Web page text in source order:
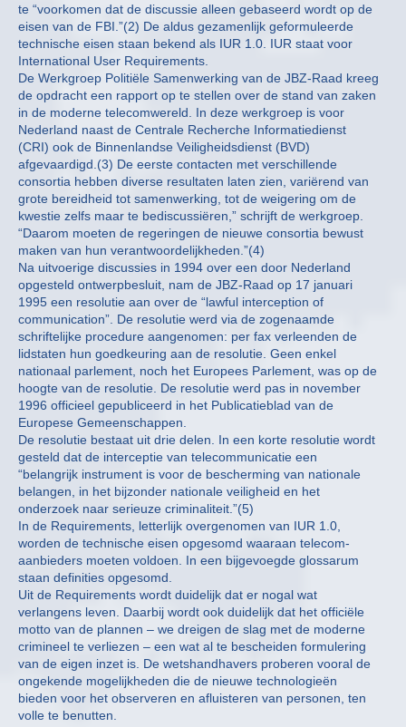
te “voorkomen dat de discussie alleen gebaseerd wordt op de
eisen van de FBI.”(2) De aldus gezamenlijk geformuleerde
technische eisen staan bekend als IUR 1.0. IUR staat voor
International User Requirements.
De Werkgroep Politiële Samenwerking van de JBZ-Raad kreeg
de opdracht een rapport op te stellen over de stand van zaken
in de moderne telecomwereld. In deze werkgroep is voor
Nederland naast de Centrale Recherche Informatiedienst
(CRI) ook de Binnenlandse Veiligheidsdienst (BVD)
afgevaardigd.(3) De eerste contacten met verschillende
consortia hebben diverse resultaten laten zien, variërend van
grote bereidheid tot samenwerking, tot de weigering om de
kwestie zelfs maar te bediscussiëren,” schrijft de werkgroep.
“Daarom moeten de regeringen de nieuwe consortia bewust
maken van hun verantwoordelijkheden.”(4)
Na uitvoerige discussies in 1994 over een door Nederland
opgesteld ontwerpbesluit, nam de JBZ-Raad op 17 januari
1995 een resolutie aan over de “lawful interception of
communication”. De resolutie werd via de zogenaamde
schriftelijke procedure aangenomen: per fax verleenden de
lidstaten hun goedkeuring aan de resolutie. Geen enkel
nationaal parlement, noch het Europees Parlement, was op de
hoogte van de resolutie. De resolutie werd pas in november
1996 officieel gepubliceerd in het Publicatieblad van de
Europese Gemeenschappen.
De resolutie bestaat uit drie delen. In een korte resolutie wordt
gesteld dat de interceptie van telecommunicatie een
“belangrijk instrument is voor de bescherming van nationale
belangen, in het bijzonder nationale veiligheid en het
onderzoek naar serieuze criminaliteit.”(5)
In de Requirements, letterlijk overgenomen van IUR 1.0,
worden de technische eisen opgesomd waaraan telecom-
aanbieders moeten voldoen. In een bijgevoegde glossarum
staan definities opgesomd.
Uit de Requirements wordt duidelijk dat er nogal wat
verlangens leven. Daarbij wordt ook duidelijk dat het officiële
motto van de plannen – we dreigen de slag met de moderne
crimineel te verliezen – een wat al te bescheiden formulering
van de eigen inzet is. De wetshandhavers proberen vooral de
ongekende mogelijkheden die de nieuwe technologieën
bieden voor het observeren en afluisteren van personen, ten
volle te benutten.